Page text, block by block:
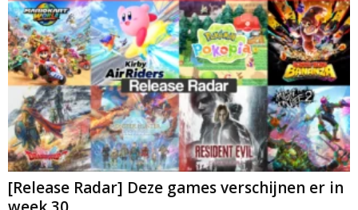
[Release Radar] Deze games verschijnen er in